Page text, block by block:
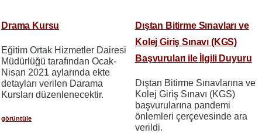
Drama Kursu
Eğitim Ortak Hizmetler Dairesi
Müdürlüğü tarafından Ocak-
Nisan 2021 aylarında ekte
detayları verilen Darama
Kursları düzenlenecektir.
görüntüle
Dıştan Bitirme Sınavları ve
Kolej Giriş Sınavı (KGS)
Başvuruları ile İlgili Duyuru
Dıştan Bitirme Sınavlarına ve
Kolej Giriş Sınavı (KGS)
başvurularına pandemi
önlemleri çerçevesinde ara
verildi.